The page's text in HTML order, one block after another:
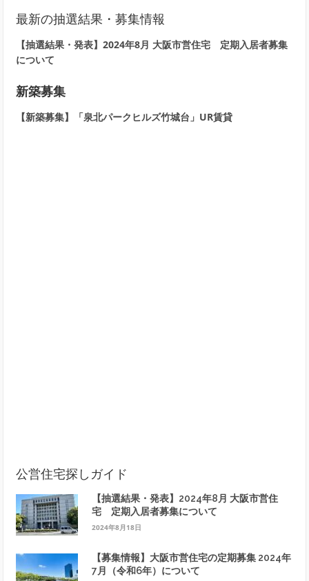
最新の抽選結果・募集情報
【抽選結果・発表】2024年8月 大阪市営住宅 定期入居者募集
について
新築募集
【新築募集】「泉北パークヒルズ竹城台」UR賃貸
公営住宅探しガイド
【抽選結果・発表】2024年8月 大阪市営住
宅 定期入居者募集について
2024年8月18日
【募集情報】大阪市営住宅の定期募集 2024年
7月（令和6年）について